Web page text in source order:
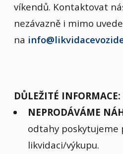
víkendů. Kontaktovat
nezávazně i mimo
na
DŮLEŽITÉ INFORMACE:
NEPRODÁVÁME
odtahy poskytujeme
likvidaci/výkupu.